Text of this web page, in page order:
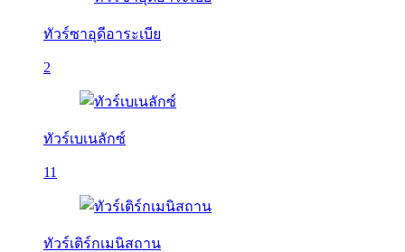
ทัวร์ซาอุดีอาระเบีย
2
ทัวร์เบเนลักซ์
11
ทัวร์เติร์กเมนิสถาน